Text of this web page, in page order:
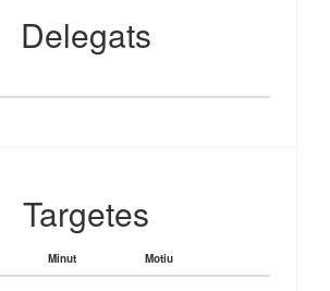
Delegats
Targetes
Minut Motiu